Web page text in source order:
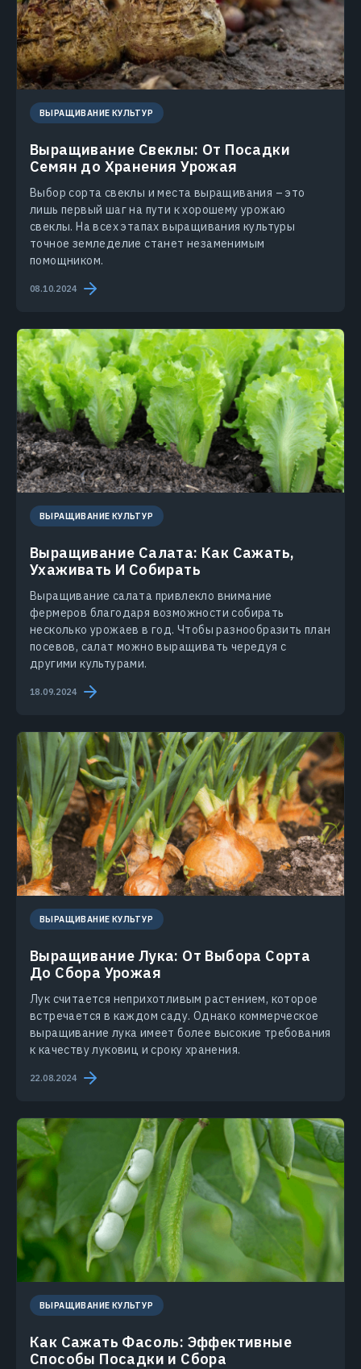
ВЫРАЩИВАНИЕ КУЛЬТУР
Выращивание Свеклы: От Посадки
Семян до Хранения Урожая
Выбор сорта свеклы и места выращивания – это
лишь первый шаг на пути к хорошему урожаю
свеклы. На всех этапах выращивания культуры
точное земледелие станет незаменимым
помощником.
08.10.2024
ВЫРАЩИВАНИЕ КУЛЬТУР
Выращивание Салата: Как Сажать,
Ухаживать И Собирать
Выращивание салата привлекло внимание
фермеров благодаря возможности собирать
несколько урожаев в год. Чтобы разнообразить план
посевов, салат можно выращивать чередуя с
другими культурами.
18.09.2024
ВЫРАЩИВАНИЕ КУЛЬТУР
Выращивание Лука: От Выбора Сорта
До Сбора Урожая
Лук считается неприхотливым растением, которое
встречается в каждом саду. Однако коммерческое
выращивание лука имеет более высокие требования
к качеству луковиц и сроку хранения.
22.08.2024
ВЫРАЩИВАНИЕ КУЛЬТУР
Как Сажать Фасоль: Эффективные
Способы Посадки и Сбора